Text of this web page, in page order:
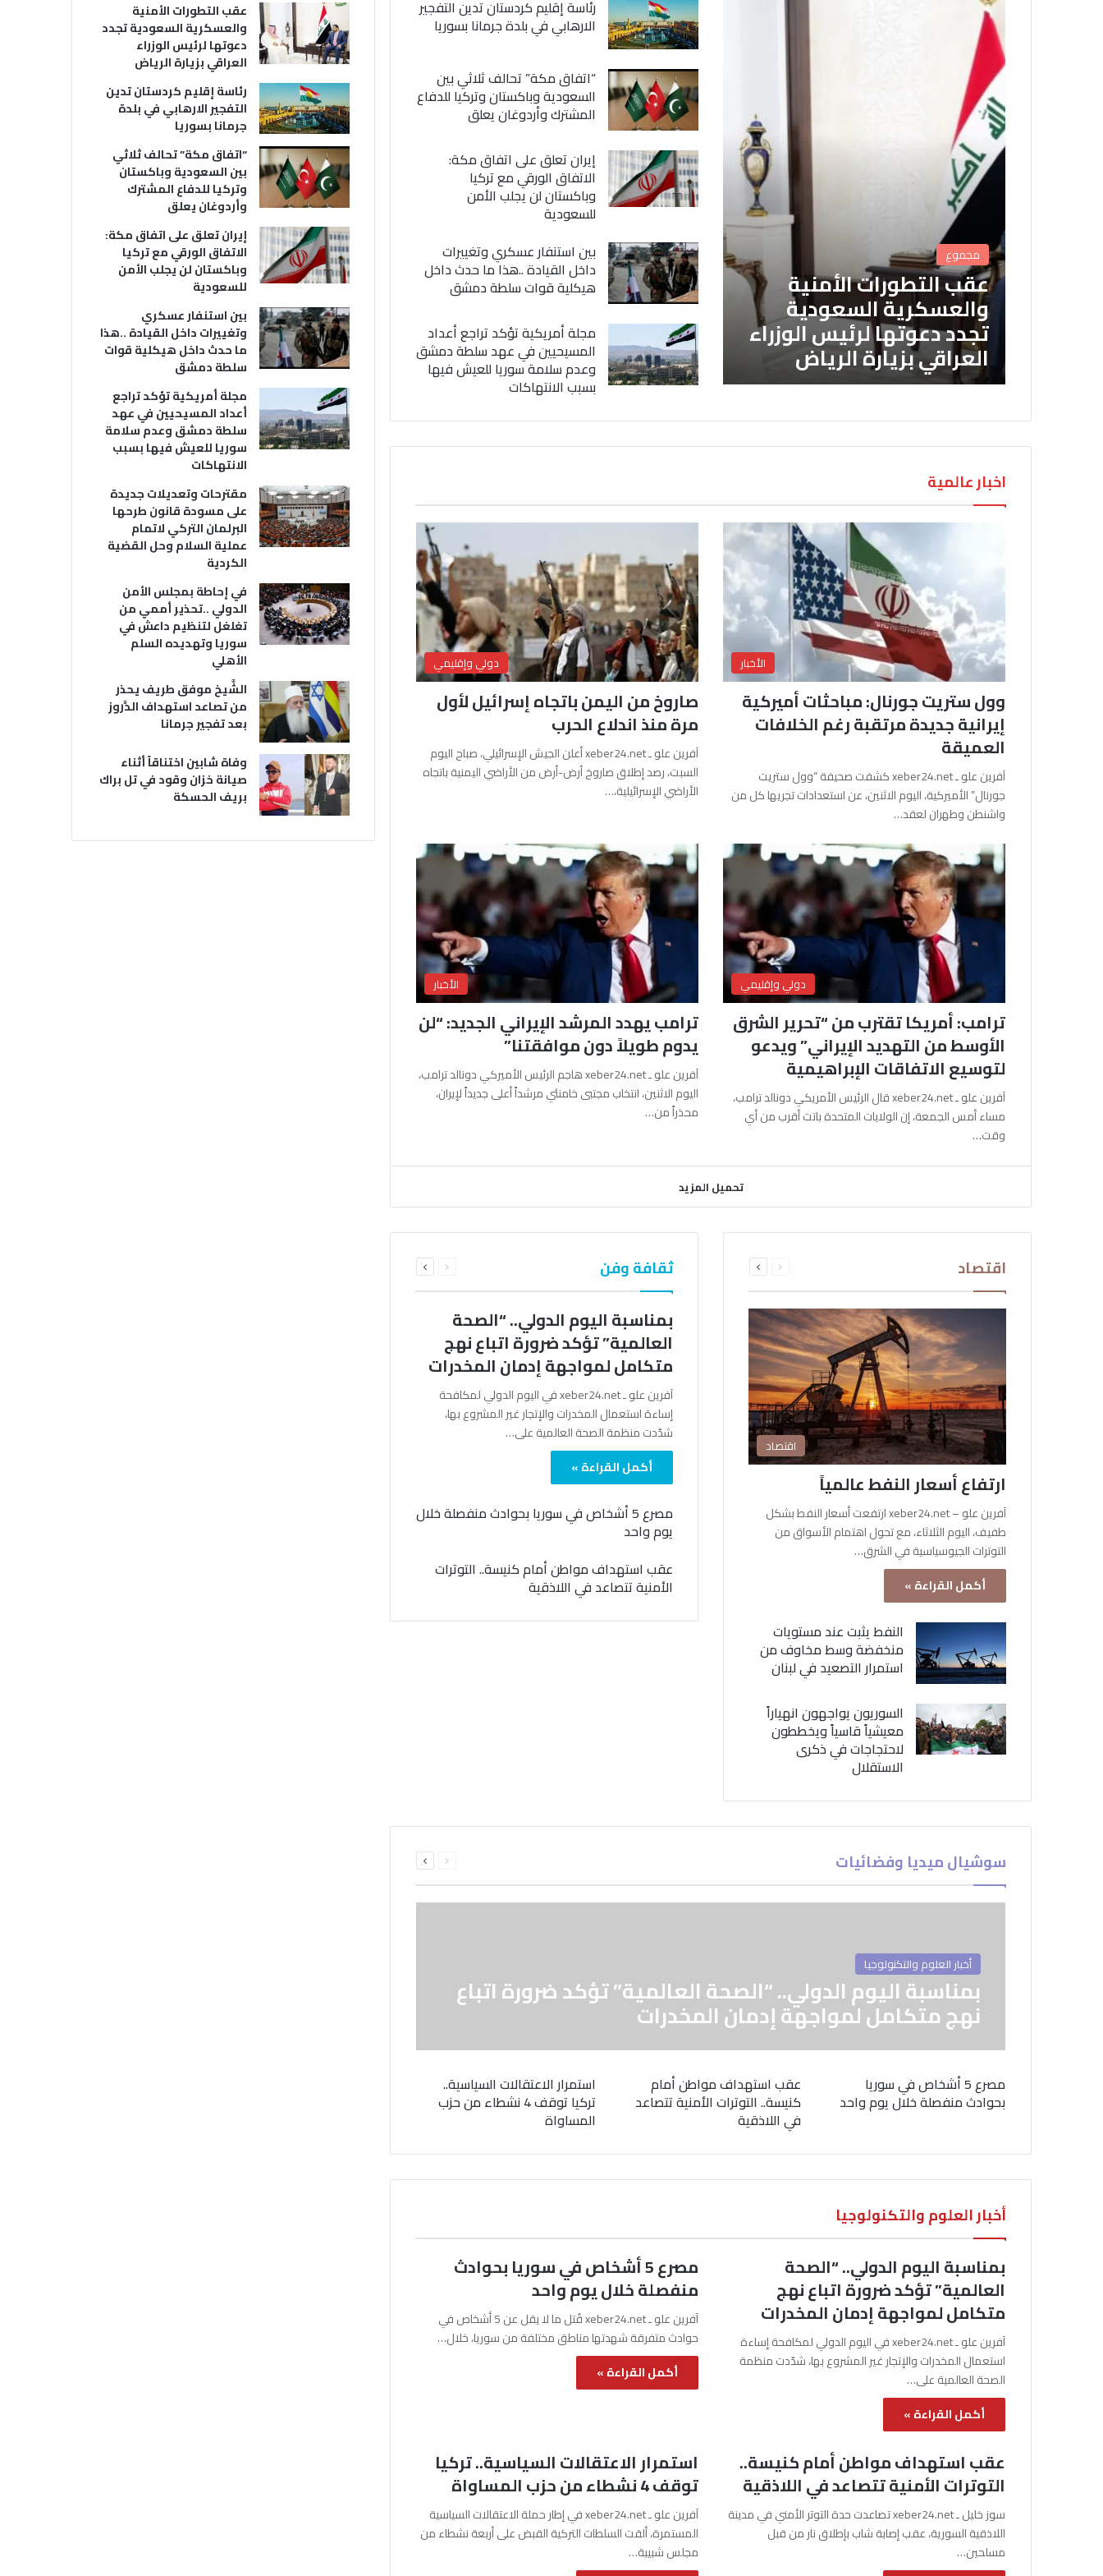
مجموع
عقب التطورات الأمنية
والعسكرية السعودية
تجدد دعوتها لرئيس الوزراء
العراقي بزيارة الرياض
رئاسة إقليم كردستان تدين التفجير
الارهابي في بلدة جرمانا بسوريا
“اتفاق مكة” تحالف ثلاثي بين
السعودية وباكستان وتركيا للدفاع
المشترك وأردوغان يعلق
إيران تعلق على اتفاق مكة:
الاتفاق الورقي مع تركيا
وباكستان لن يجلب الأمن
للسعودية
بين استنفار عسكري وتغييرات
داخل القيادة ..هذا ما حدث داخل
هيكلية قوات سلطة دمشق
مجلة أمريكية تؤكد تراجع أعداد
المسيحيين في عهد سلطة دمشق
وعدم سلامة سوريا للعيش فيها
بسبب الانتهاكات
اخبار عالمية
الأخبار
وول ستريت جورنال: مباحثات أميركية
إيرانية جديدة مرتقبة رغم الخلافات
العميقة
آفرين علو ـ xeber24.net كشفت صحيفة “وول ستريت
جورنال” الأميركية، اليوم الاثنين، عن استعدادات تجريها كل من
واشنطن وطهران لعقد…
دولي وإقليمي
صاروخ من اليمن باتجاه إسرائيل لأول
مرة منذ اندلاع الحرب
آفرين علو ـ xeber24.net أعلن الجيش الإسرائيلي، صباح اليوم
السبت، رصد إطلاق صاروخ أرض-أرض من الأراضي اليمنية باتجاه
الأراضي الإسرائيلية،…
دولي وإقليمي
ترامب: أمريكا تقترب من “تحرير الشرق
الأوسط من التهديد الإيراني” ويدعو
لتوسيع الاتفاقات الإبراهيمية
آفرين علو ـ xeber24.net قال الرئيس الأمريكي دونالد ترامب،
مساء أمس الجمعة، إن الولايات المتحدة باتت أقرب من أي
وقت…
الأخبار
ترامب يهدد المرشد الإيراني الجديد: “لن
يدوم طويلاً دون موافقتنا”
آفرين علو ـ xeber24.net هاجم الرئيس الأميركي دونالد ترامب،
اليوم الاثنين، انتخاب مجتبى خامنئي مرشداً أعلى جديداً لإيران،
محذراً من…
تحميل المزيد
اقتصاد الصفحةالصفحة
اقتصاد
ارتفاع أسعار النفط عالمياً
آفرين علو – xeber24.net ارتفعت أسعار النفط بشكل
طفيف، اليوم الثلاثاء، مع تحول اهتمام الأسواق من
التوترات الجيوسياسية في الشرق…
أكمل القراءة »
النفط يثبت عند مستويات
منخفضة وسط مخاوف من
استمرار التصعيد في لبنان
السوريون يواجهون انهياراً
معيشياً قاسياً ويخططون
لاحتجاجات في ذكرى
الاستقلال
ثقافة وفن الصفحةالصفحة
بمناسبة اليوم الدولي.. “الصحة
العالمية” تؤكد ضرورة اتباع نهج
متكامل لمواجهة إدمان المخدرات
آفرين علو ـ xeber24.net في اليوم الدولي لمكافحة
إساءة استعمال المخدرات والإتجار غير المشروع بها،
شدّدت منظمة الصحة العالمية على…
أكمل القراءة »
مصرع 5 أشخاص في سوريا بحوادث منفصلة خلال
يوم واحد
عقب استهداف مواطن أمام كنيسة.. التوترات
الأمنية تتصاعد في اللاذقية
سوشيال ميديا وفضائيات الصفحةالصفحة
أخبار العلوم والتكنولوجيا
بمناسبة اليوم الدولي.. “الصحة العالمية” تؤكد ضرورة اتباع
نهج متكامل لمواجهة إدمان المخدرات
مصرع 5 أشخاص في سوريا
بحوادث منفصلة خلال يوم واحد
عقب استهداف مواطن أمام
كنيسة.. التوترات الأمنية تتصاعد
في اللاذقية
استمرار الاعتقالات السياسية..
تركيا توقف 4 نشطاء من حزب
المساواة
أخبار العلوم والتكنولوجيا
بمناسبة اليوم الدولي.. “الصحة
العالمية” تؤكد ضرورة اتباع نهج
متكامل لمواجهة إدمان المخدرات
آفرين علو ـ xeber24.net في اليوم الدولي لمكافحة إساءة
استعمال المخدرات والإتجار غير المشروع بها، شدّدت منظمة
الصحة العالمية على…
أكمل القراءة »
مصرع 5 أشخاص في سوريا بحوادث
منفصلة خلال يوم واحد
آفرين علو ـ xeber24.net قُتل ما لا يقل عن 5 أشخاص في
حوادث متفرقة شهدتها مناطق مختلفة من سوريا، خلال…
أكمل القراءة »
عقب استهداف مواطن أمام كنيسة..
التوترات الأمنية تتصاعد في اللاذقية
سوز خليل ـ xeber24.net تصاعدت حدة التوتر الأمني في مدينة
اللاذقية السورية، عقب إصابة شاب بإطلاق نار من قبل
مسلحين…
استمرار الاعتقالات السياسية.. تركيا
توقف 4 نشطاء من حزب المساواة
آفرين علو ـ xeber24.net في إطار حملة الاعتقالات السياسية
المستمرة، ألقت السلطات التركية القبض على أربعة نشطاء من
مجلس شبيبة…
عقب التطورات الأمنية
والعسكرية السعودية تجدد
دعوتها لرئيس الوزراء
العراقي بزيارة الرياض
رئاسة إقليم كردستان تدين
التفجير الارهابي في بلدة
جرمانا بسوريا
“اتفاق مكة” تحالف ثلاثي
بين السعودية وباكستان
وتركيا للدفاع المشترك
وأردوغان يعلق
إيران تعلق على اتفاق مكة:
الاتفاق الورقي مع تركيا
وباكستان لن يجلب الأمن
للسعودية
بين استنفار عسكري
وتغييرات داخل القيادة ..هذا
ما حدث داخل هيكلية قوات
سلطة دمشق
مجلة أمريكية تؤكد تراجع
أعداد المسيحيين في عهد
سلطة دمشق وعدم سلامة
سوريا للعيش فيها بسبب
الانتهاكات
مقترحات وتعديلات جديدة
على مسودة قانون طرحها
البرلمان التركي لاتمام
عملية السلام وحل القضية
الكردية
في إحاطة بمجلس الأمن
الدولي ..تحذير أممي من
تغلغل لتنظيم داعش في
سوريا وتهديده السلم
الأهلي
الشَّيخ موفق طريف يحذر
من تصاعد استهداف الدَّروز
بعد تفجير جرمانا
وفاة شابين اختناقاً أثناء
صيانة خزان وقود في تل براك
بريف الحسكة